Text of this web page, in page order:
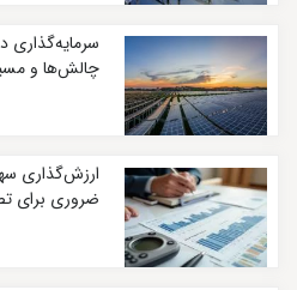
سرمایه‌گذاری
چالش‌ها و
ارزش‌گذاری
ضروری برای